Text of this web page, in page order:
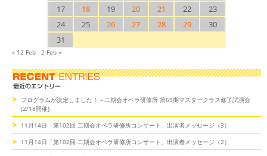
17
18 19 20 21 22
23
24
25 26 27 28 29
30
31
« 12 Feb 2 Feb »
プログラムが決定しました！～二期会オペラ研修所 第69期マスタークラス修了試演会
(2/18開催)
11月14日「第102回 二期会オペラ研修所コンサート」出演者メッセージ（3）
11月14日「第102回 二期会オペラ研修所コンサート」出演者メッセージ（2）